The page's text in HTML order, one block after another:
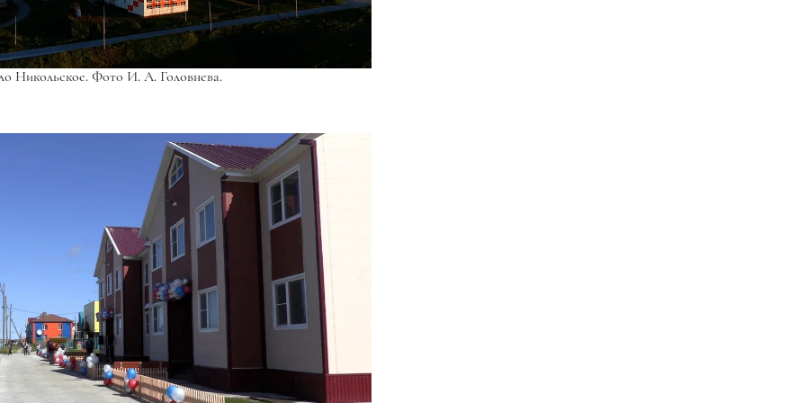
Никольское. Фото И. А. Головнева.